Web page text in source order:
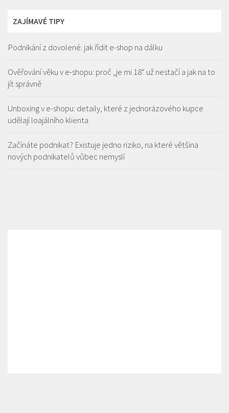
ZAJÍMAVÉ TIPY
Podnikání z dovolené: jak řídit e-shop na dálku
Ověřování věku v e-shopu: proč „je mi 18“ už nestačí a jak na to
jít správně
Unboxing v e-shopu: detaily, které z jednorázového kupce
udělají loajálního klienta
Začínáte podnikat? Existuje jedno riziko, na které většina
nových podnikatelů vůbec nemyslí